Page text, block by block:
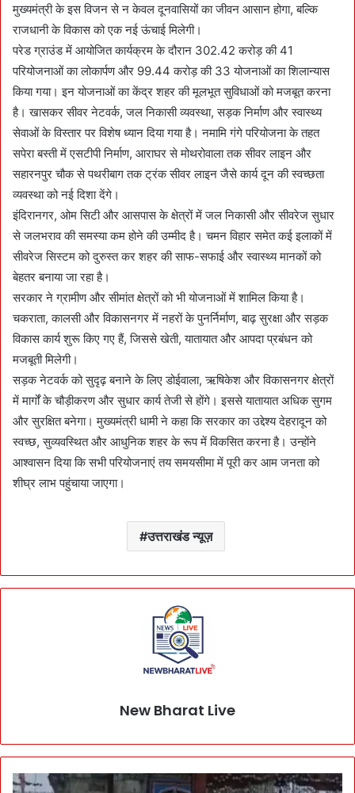
मुख्यमंत्री के इस विजन से न केवल दूनवासियों का जीवन आसान होगा, बल्कि
राजधानी के विकास को एक नई ऊंचाई मिलेगी।
परेड ग्राउंड में आयोजित कार्यक्रम के दौरान 302.42 करोड़ की 41
परियोजनाओं का लोकार्पण और 99.44 करोड़ की 33 योजनाओं का शिलान्यास
किया गया। इन योजनाओं का केंद्र शहर की मूलभूत सुविधाओं को मजबूत करना
है। खासकर सीवर नेटवर्क, जल निकासी व्यवस्था, सड़क निर्माण और स्वास्थ्य
सेवाओं के विस्तार पर विशेष ध्यान दिया गया है। नमामि गंगे परियोजना के तहत
सपेरा बस्ती में एसटीपी निर्माण, आराघर से मोथरोवाला तक सीवर लाइन और
सहारनपुर चौक से पथरीबाग तक ट्रंक सीवर लाइन जैसे कार्य दून की स्वच्छता
व्यवस्था को नई दिशा देंगे।
इंदिरानगर, ओम सिटी और आसपास के क्षेत्रों में जल निकासी और सीवरेज सुधार
से जलभराव की समस्या कम होने की उम्मीद है। चमन विहार समेत कई इलाकों में
सीवरेज सिस्टम को दुरुस्त कर शहर की साफ-सफाई और स्वास्थ्य मानकों को
बेहतर बनाया जा रहा है।
सरकार ने ग्रामीण और सीमांत क्षेत्रों को भी योजनाओं में शामिल किया है।
चकराता, कालसी और विकासनगर में नहरों के पुनर्निर्माण, बाढ़ सुरक्षा और सड़क
विकास कार्य शुरू किए गए हैं, जिससे खेती, यातायात और आपदा प्रबंधन को
मजबूती मिलेगी।
सड़क नेटवर्क को सुदृढ़ बनाने के लिए डोईवाला, ऋषिकेश और विकासनगर क्षेत्रों
में मार्गों के चौड़ीकरण और सुधार कार्य तेजी से होंगे। इससे यातायात अधिक सुगम
और सुरक्षित बनेगा। मुख्यमंत्री धामी ने कहा कि सरकार का उद्देश्य देहरादून को
स्वच्छ, सुव्यवस्थित और आधुनिक शहर के रूप में विकसित करना है। उन्होंने
आश्वासन दिया कि सभी परियोजनाएं तय समयसीमा में पूरी कर आम जनता को
शीघ्र लाभ पहुंचाया जाएगा।
उत्तराखंड न्यूज़
New Bharat Live